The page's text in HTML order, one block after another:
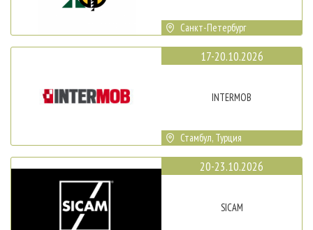
Санкт-Петербург
17-20.10.2026
INTERMOB
Стамбул, Турция
20-23.10.2026
SICAM